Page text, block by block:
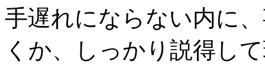
手遅れにならない内に
くか、しっかり説得し